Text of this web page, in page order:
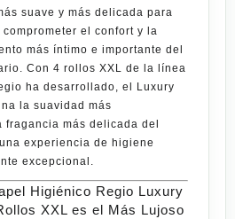
suave y más delicada para
el confort y la
más íntimo e importante del
Con 4 rollos XXL
de la línea
ha desarrollado, el Luxury
la suavidad más
fragancia más delicada del
experiencia de higiene
excepcional.
Higiénico Regio Luxury
XXL es el Más Lujoso